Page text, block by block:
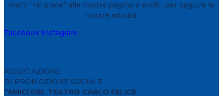
metti “Mi piace” alle nostre pagine e profili per seguire le
nostre attività.
Facebook Instagram
ASSOCIAZIONE
DI PROMOZIONE SOCIALE
“AMICI DEL TEATRO CARLO FELICE